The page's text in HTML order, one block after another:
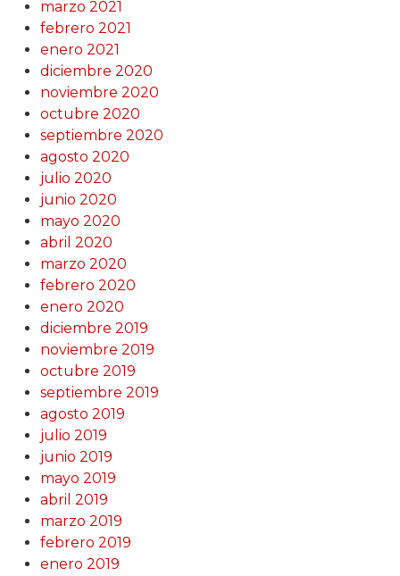
marzo 2021
febrero 2021
enero 2021
diciembre 2020
noviembre 2020
octubre 2020
septiembre 2020
agosto 2020
julio 2020
junio 2020
mayo 2020
abril 2020
marzo 2020
febrero 2020
enero 2020
diciembre 2019
noviembre 2019
octubre 2019
septiembre 2019
agosto 2019
julio 2019
junio 2019
mayo 2019
abril 2019
marzo 2019
febrero 2019
enero 2019